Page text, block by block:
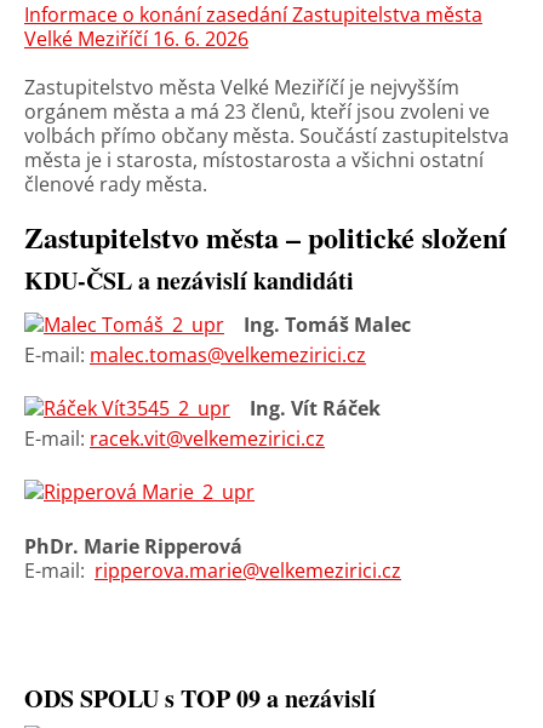
Informace o konání zasedání Zastupitelstva města
Velké Meziříčí 16. 6. 2026
Zastupitelstvo města Velké Meziříčí je nejvyšším
orgánem města a má 23 členů, kteří jsou zvoleni ve
volbách přímo občany města. Součástí zastupitelstva
města je i starosta, místostarosta a všichni ostatní
členové rady města.
Zastupitelstvo města – politické složení
KDU-ČSL a nezávislí kandidáti
Ing. Tomáš Malec
E-mail: malec.tomas@velkemezirici.cz
Ing. Vít Ráček
E-mail: racek.vit@velkemezirici.cz
PhDr. Marie Ripperová
E-mail: ripperova.marie@velkemezirici.cz
ODS SPOLU s TOP 09 a nezávislí